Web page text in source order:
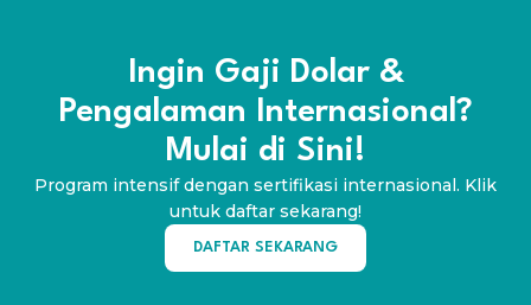
Ingin Gaji Dolar &
Pengalaman Internasional?
Mulai di Sini!
Program intensif dengan sertifikasi internasional. Klik
untuk daftar sekarang!
DAFTAR SEKARANG